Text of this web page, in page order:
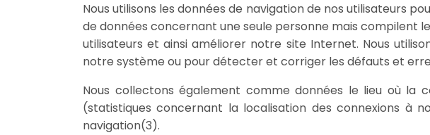
Nous utilisons les données de navigation de nos utilisateurs
de données concernant une seule personne mais compilent
utilisateurs et ainsi améliorer notre site Internet. Nous
notre système ou pour détecter et corriger les défauts et
Nous collectons également comme données le lieu où la
(statistiques concernant la localisation des connexions à
navigation(3).